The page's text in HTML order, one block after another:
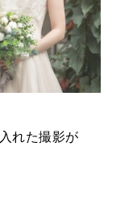
れた撮影が